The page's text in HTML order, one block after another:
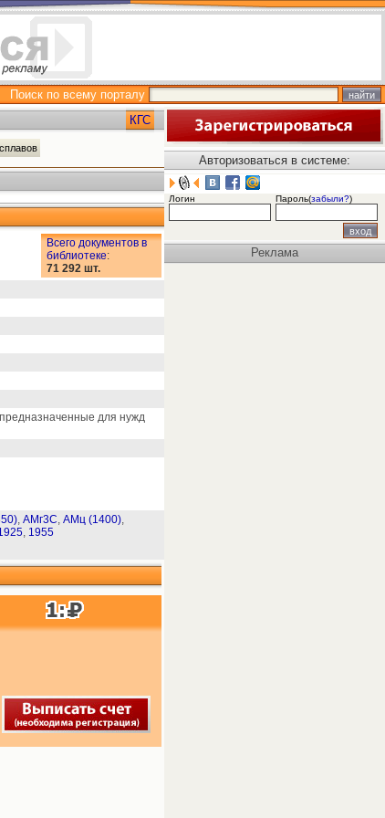
Поиск по всему порталу
КГС
Всего документов в
библиотеке:
71 292 шт.
для нужд
, АМг3С, АМц (1400),
, 1955
Авторизоваться в системе:
Логин Пароль(забыли?)
Реклама